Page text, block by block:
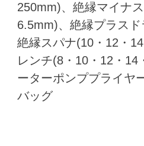
250mm)、絶縁マイナ
6.5mm)、絶縁プラスド
絶縁スパナ(10・12・
レンチ(8・10・12・14
ーターポンププライヤ
バッグ